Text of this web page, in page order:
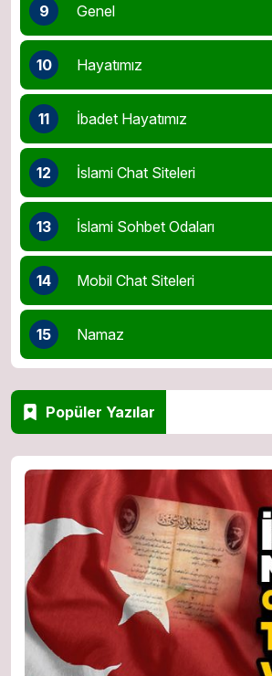
9 Genel
10 Hayatımız
11 İbadet Hayatımız
12 İslami Chat Siteleri
13 İslami Sohbet Odaları
14 Mobil Chat Siteleri
15 Namaz
Popüler Yazılar